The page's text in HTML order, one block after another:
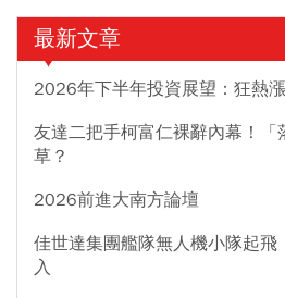
最新文章
2026年下半年投資展望：狂熱
友達二把手柯富仁裸辭內幕！「
草？
2026前進大南方論壇
佳世達集團艦隊無人機小隊起飛
入